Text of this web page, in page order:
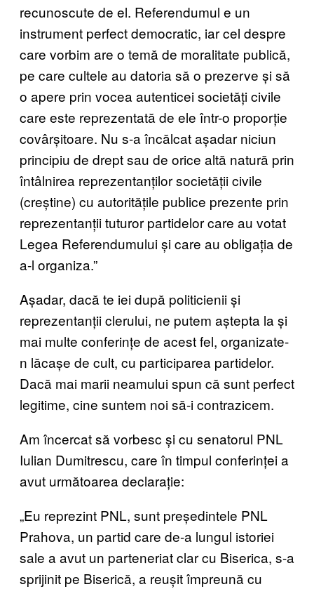
recunoscute de el. Referendumul e un
instrument perfect democratic, iar cel despre
care vorbim are o temă de moralitate publică,
pe care cultele au datoria să o prezerve și să
o apere prin vocea autenticei societăți civile
care este reprezentată de ele într-o proporție
covârșitoare. Nu s-a încălcat așadar niciun
principiu de drept sau de orice altă natură prin
întâlnirea reprezentanților societății civile
(creștine) cu autoritățile publice prezente prin
reprezentanții tuturor partidelor care au votat
Legea Referendumului și care au obligația de
a-l organiza.”
Așadar, dacă te iei după politicienii și
reprezentanții clerului, ne putem aștepta la și
mai multe conferințe de acest fel, organizate-
n lăcașe de cult, cu participarea partidelor.
Dacă mai marii neamului spun că sunt perfect
legitime, cine suntem noi să-i contrazicem.
Am încercat să vorbesc și cu senatorul PNL
Iulian Dumitrescu, care în timpul conferinței a
avut următoarea declarație:
„Eu reprezint PNL, sunt președintele PNL
Prahova, un partid care de-a lungul istoriei
sale a avut un parteneriat clar cu Biserica, s-a
sprijinit pe Biserică, a reușit împreună cu